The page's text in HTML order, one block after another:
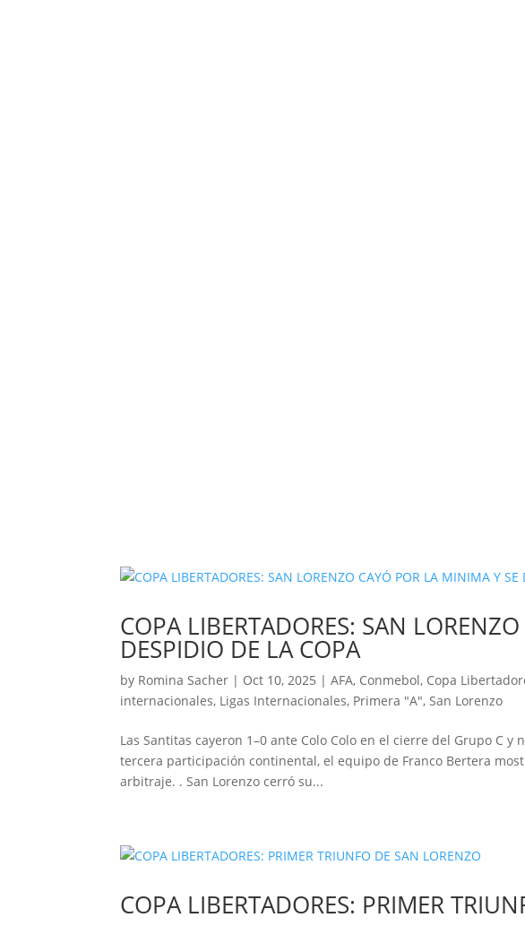
COPA LIBERTADORES: SAN
DESPIDIO DE LA COPA
by Romina Sacher | Oct 10, 2025 |AFA, Conmebol, Copa
internacionales, Ligas Internacionales, Primera "A",San Lorenzo
Las Santitas cayeron 1–0 ante Colo Colo en el cierre del Grupo C
tercera participación continental, el equipo de Franco Bertera
arbitraje. . San Lorenzo cerró su...
COPA LIBERTADORES: PRIMER